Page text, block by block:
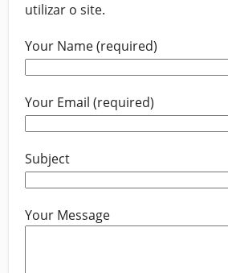
utilizar o site.
Your Name (required)
Your Email (required)
Subject
Your Message